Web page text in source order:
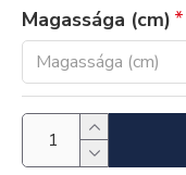
Magassága (cm)